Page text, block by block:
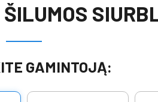
GAMINTOJĄ: